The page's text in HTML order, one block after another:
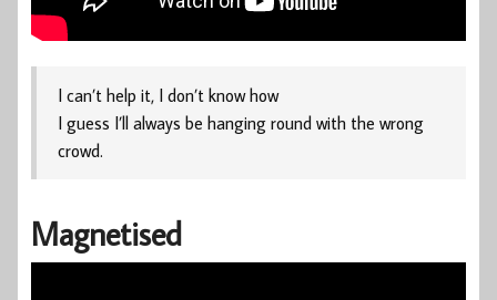
I can’t help it, I don’t know how
I guess I’ll always be hanging round with the wrong
crowd.
Magnetised